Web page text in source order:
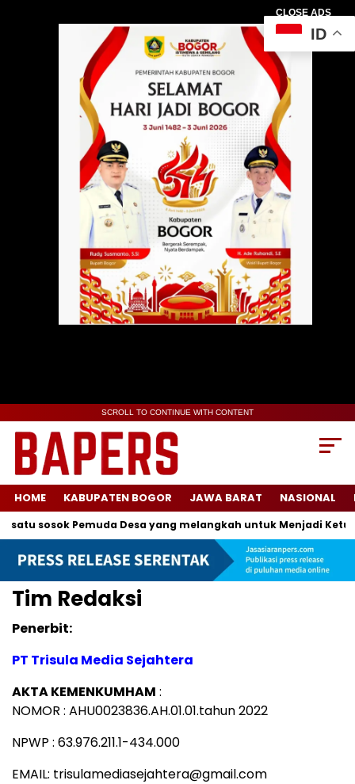
CLOSE ADS
SCROLL TO CONTINUE WITH CONTENT
HOME KABUPATEN BOGOR JAWA BARAT NASIONAL
sosok Pemuda Desa yang melangkah untuk Menjadi Ketua
Tim Redaksi
Penerbit:
PT Trisula Media Sejahtera
AKTA KEMENKUMHAM :
NOMOR : AHU0023836.AH.01.01.tahun 2022
NPWP : 63.976.211.1-434.000
EMAIL: trisulamediasejahtera@gmail.com
ID